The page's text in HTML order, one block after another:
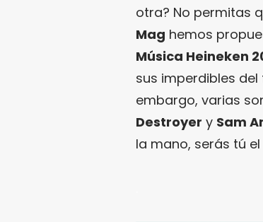
otra? No permitas
Mag hemos
Música Heineken
sus imperdibles del
embargo, varias
Destroyer y Sam
la mano, serás tú